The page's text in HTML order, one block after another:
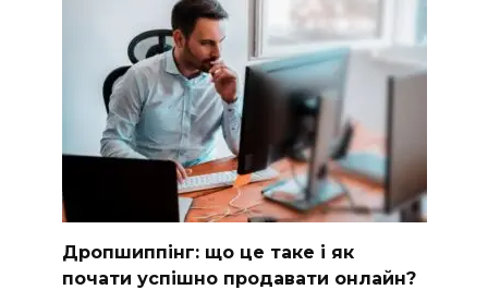
Дропшиппінг: що це таке і як
почати успішно продавати онлайн?